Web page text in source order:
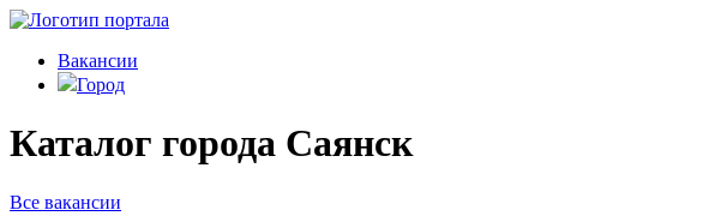
Вакансии
Город
Каталог города Саянск
Все вакансии